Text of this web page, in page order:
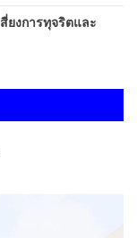
ยงการทุจริตและ